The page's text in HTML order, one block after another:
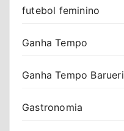
futebol feminino
Ganha Tempo
Ganha Tempo Barueri
Gastronomia